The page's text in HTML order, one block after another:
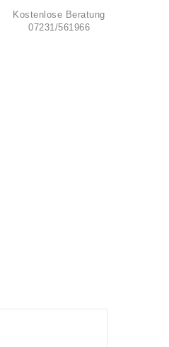
Kostenlose Beratung
07231/561966